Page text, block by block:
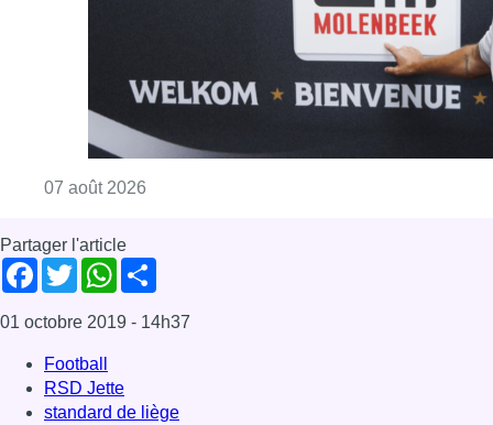
07 août 2026
Partager l'article
Facebook
TwitterWhatsApp
01 octobre 2019 - 14h37
Football
RSD Jette
standard de liège